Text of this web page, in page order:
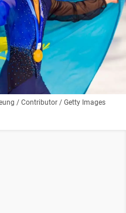
/ Contributor / Getty Images